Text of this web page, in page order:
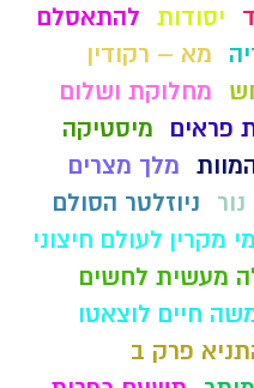
יסודות להתאסלם
מא – רקודין
מחלוקת ושלום
פראים
מיסטיקה
מלך מצרים
ניוזלטר הסולם
מקרין לעולם חיצוני
מעשית לחשים
חיים לוצאטו
פרק ב